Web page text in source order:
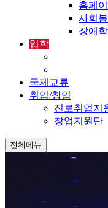
홈페
사회
장애
입학
국제교류
취업/창업
진로취업지
창업지원단
전체메뉴